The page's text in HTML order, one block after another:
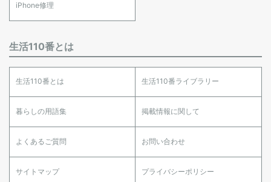
iPhone修理
生活110番とは
生活110番とは 生活110番ライブラリー
暮らしの用語集 掲載情報に関して
よくあるご質問 お問い合わせ
サイトマップ プライバシーポリシー